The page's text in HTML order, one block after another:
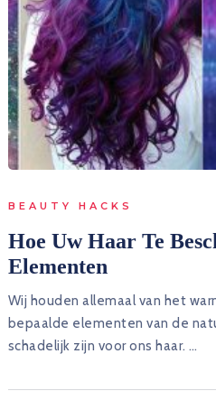
BEAUTY HACKS
Hoe Uw Haar Te
Elementen
Wij houden allemaal van het
bepaalde elementen van de
schadelijk zijn voor ons haar. …